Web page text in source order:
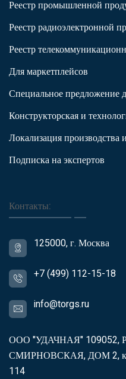
Реестр промышленной
Реестр
Реестр
Для маркетплейсов
Специальное предложение
Конструкторская и
Локализация производства
Подписка на экспертов
Контакты:
125000, г. Москва
+7 (499) 112-15-18
info@torgs.ru
ООО "УДАЧНАЯ" 109052,
СМИРНОВСКАЯ, ДОМ 2,
114